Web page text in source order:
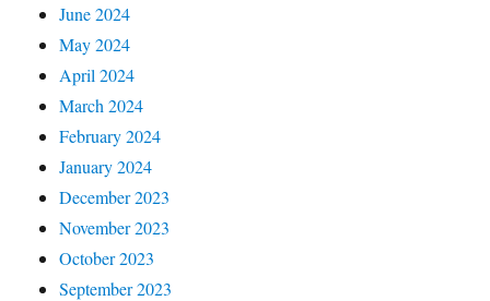
June 2024
May 2024
April 2024
March 2024
February 2024
January 2024
December 2023
November 2023
October 2023
September 2023